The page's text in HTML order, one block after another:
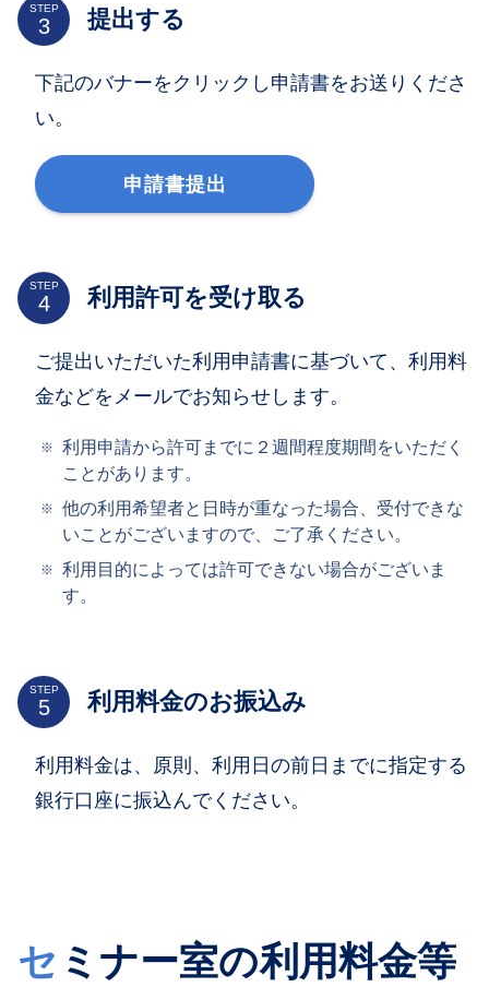
STEP 提出する
下記のバナーをクリックし申請書をお送りくださ
い。
申請書提出
STEP 利用許可を受け取る
ご提出いただいた利用申請書に基づいて、利用料
金などをメールでお知らせします。
利用申請から許可までに２週間程度期間をいただく
ことがあります。
他の利用希望者と日時が重なった場合、受付できな
いことがございますので、ご了承ください。
利用目的によっては許可できない場合がございま
す。
STEP 利用料金のお振込み
利用料金は、原則、利用日の前日までに指定する
銀行口座に振込んでください。
セ ミナー室の利用料金等